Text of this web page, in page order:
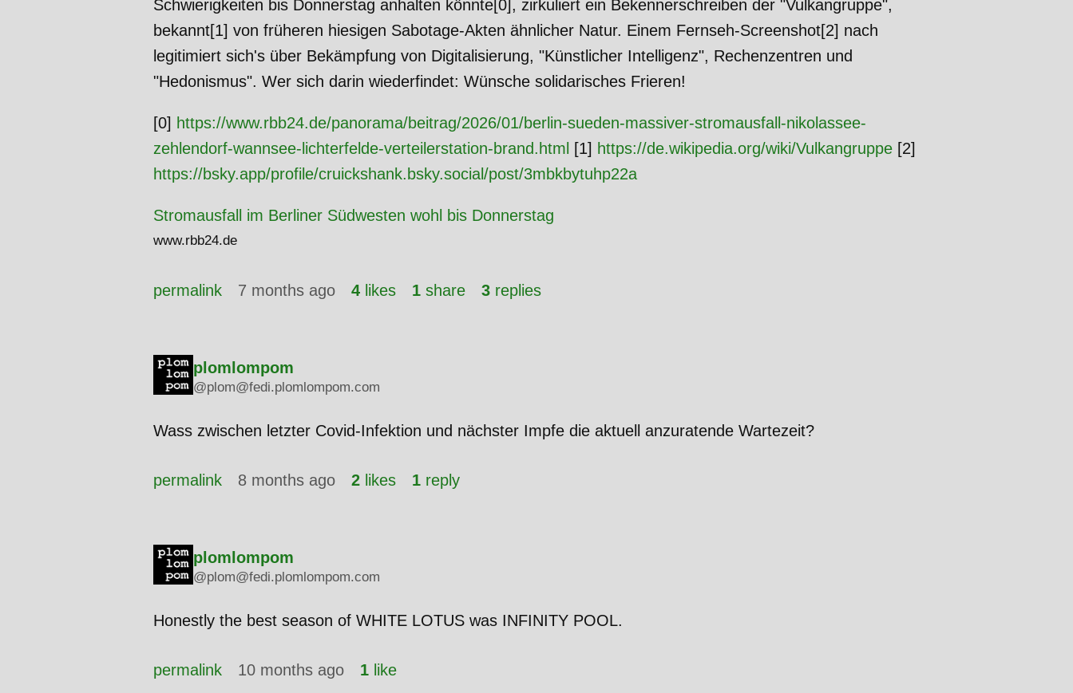
Schwierigkeiten bis Donnerstag anhalten könnte[0], zirkuliert ein Bekennerschreiben der "Vulkangruppe",
bekannt[1] von früheren hiesigen Sabotage-Akten ähnlicher Natur. Einem Fernseh-Screenshot[2] nach
legitimiert sich's über Bekämpfung von Digitalisierung, "Künstlicher Intelligenz", Rechenzentren und
"Hedonismus". Wer sich darin wiederfindet: Wünsche solidarisches Frieren!
[0] https://www.rbb24.de/panorama/beitrag/2026/01/berlin-sueden-massiver-stromausfall-nikolassee-
zehlendorf-wannsee-lichterfelde-verteilerstation-brand.html
[1] https://de.wikipedia.org/wiki/Vulkangruppe [2]
https://bsky.app/profile/cruickshank.bsky.social/post/3mbkbytuhp22a
Stromausfall im Berliner Südwesten wohl bis Donnerstag
www.rbb24.de
permalink 7 months ago 4 likes 1 share 3 replies
plomlompom
@plom@fedi.plomlompom.com
Wass zwischen letzter Covid-Infektion und nächster Impfe die aktuell anzuratende Wartezeit?
permalink 8 months ago 2 likes 1 reply
plomlompom
@plom@fedi.plomlompom.com
Honestly the best season of WHITE LOTUS was INFINITY POOL.
permalink 10 months ago 1 like